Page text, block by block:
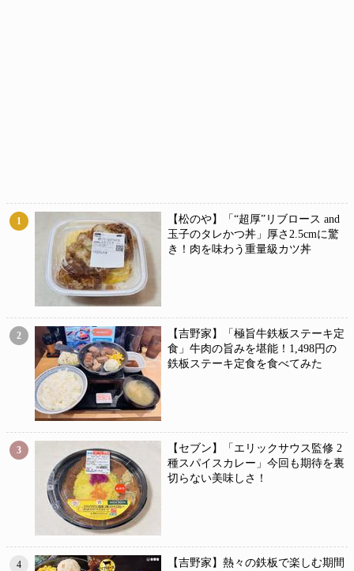
1
【松のや】「“超厚”リブロース and
玉子のタレかつ丼」厚さ2.5cmに驚
き！肉を味わう重量級カツ丼
2
【吉野家】「極旨牛鉄板ステーキ定
食」牛肉の旨みを堪能！1,498円の
鉄板ステーキ定食を食べてみた
3
【セブン】「エリックサウス監修 2
種スパイスカレー」今回も期待を裏
切らない美味しさ！
4
【吉野家】熱々の鉄板で楽しむ期間